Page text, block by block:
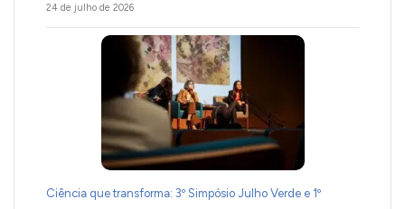
24 de julho de 2026
Ciência que transforma: 3º Simpósio Julho Verde e 1º